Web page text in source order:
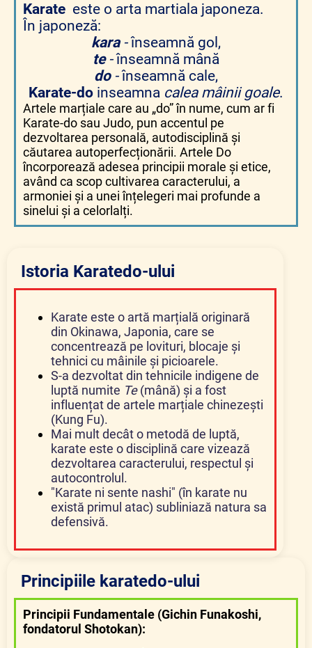
Karate este o arta martiala japoneza.
În japoneză:
kara-înseamnă gol,
te-înseamnă mână
do-înseamnă cale,
Karate-do inseamna calea mâinii goale.
Artele marțiale care au „do” în nume, cum ar fi
Karate-do sau Judo, pun accentul pe
dezvoltarea personală, autodisciplină și
căutarea autoperfecționării. Artele Do
încorporează adesea principii morale și etice,
având ca scop cultivarea caracterului, a
armoniei și a unei înțelegeri mai profunde a
sinelui și a celorlalți.
Istoria Karatedo-ului
Karate este o artă marțială originară
din Okinawa, Japonia, care se
concentrează pe lovituri, blocaje și
tehnici cu mâinile și picioarele.
S-a dezvoltat din tehnicile indigene de
luptă numite Te(mână) și a fost
influențat de artele marțiale chinezești
(Kung Fu).
Mai mult decât o metodă de luptă,
karate este o disciplină care vizează
dezvoltarea caracterului, respectul și
autocontrolul.
"Karate ni sente nashi" (în karate nu
există primul atac) subliniază natura sa
defensivă.
Principiile karatedo-ului
Principii Fundamentale (Gichin Funakoshi,
fondatorul Shotokan):